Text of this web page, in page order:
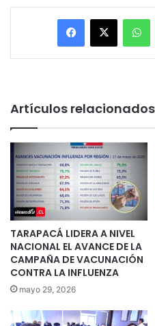
Facebook
X
Artículos relacionados
TARAPACÁ LIDERA A NIVEL
NACIONAL EL AVANCE DE LA
CAMPAÑA DE VACUNACIÓN
CONTRA LA INFLUENZA
mayo 29, 2026